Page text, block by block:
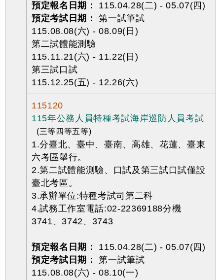
預定報名日期：
115.04.28(二) - 05.07(四)
預定考試日期：
第一試筆試
115.08.08(六) - 08.09(日)
第二試體能測驗
115.11.21(六) - 11.22(日)
第三試口試
115.12.25(五) - 12.26(六)
115120
115年公務人員特種考試海岸巡防人員考試
(三等四等五等)
1.分臺北、臺中、臺南、高雄、花蓮、臺東
六考區舉行。
2.第二試體能測驗、口試及第三試口試僅設
臺北考區。
3.承辦單位:特種考試司第二科
4.試務工作室電話:02-22369188分機
3741、3742、3743
預定報名日期：
115.04.28(二) - 05.07(四)
預定考試日期：
第一試筆試
115.08.08(六) - 08.10(一)